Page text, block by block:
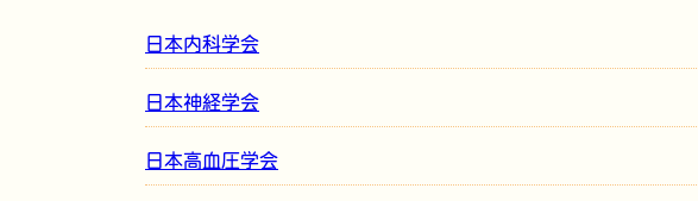
日本内科学会
日本神経学会
日本高血圧学会